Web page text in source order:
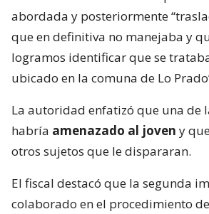
abordada y posteriormente
que en definitiva no manejaba y
logramos identificar que se
ubicado en la comuna de Lo
La autoridad enfatizó que una de
habría amenazado al joven y
otros sujetos que le dispararan.
El fiscal destacó que la segunda
colaborado en el procedimiento